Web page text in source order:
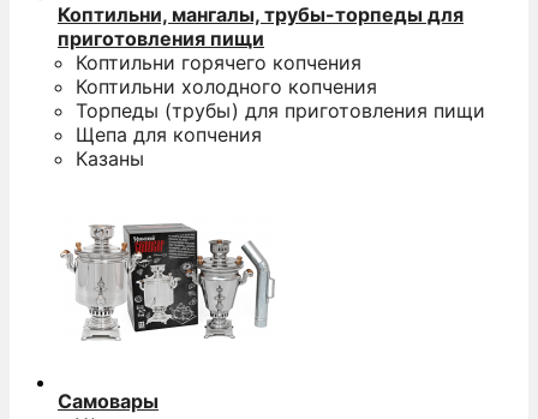
Коптильни, мангалы, трубы-торпеды для
приготовления пищи
Коптильни горячего копчения
Коптильни холодного копчения
Торпеды (трубы) для приготовления пищи
Щепа для копчения
Казаны
Самовары